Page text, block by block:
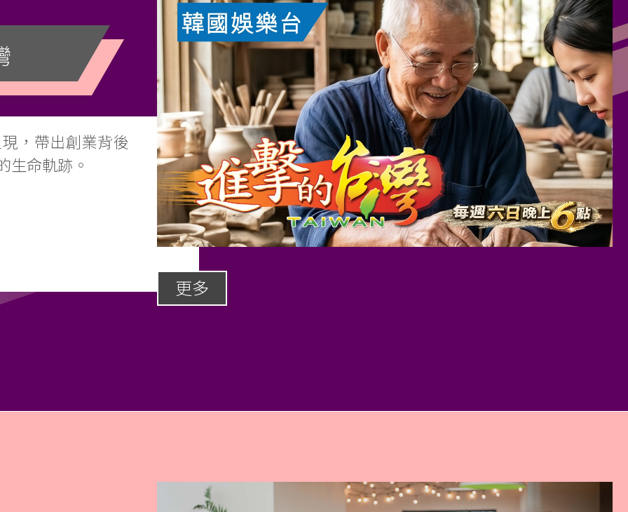
，帶出創業背後
生命軌跡。
更多